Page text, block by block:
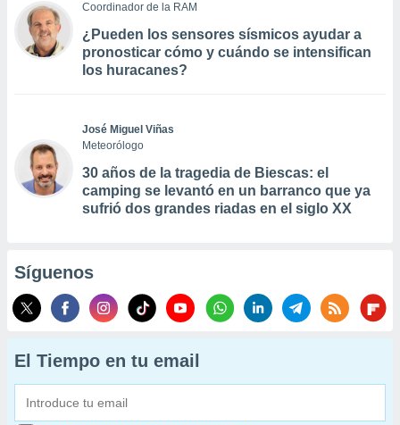
Coordinador de la RAM
¿Pueden los sensores sísmicos ayudar a
pronosticar cómo y cuándo se intensifican
los huracanes?
José Miguel Viñas
Meteorólogo
30 años de la tragedia de Biescas: el
camping se levantó en un barranco que ya
sufrió dos grandes riadas en el siglo XX
Síguenos
El Tiempo en tu email